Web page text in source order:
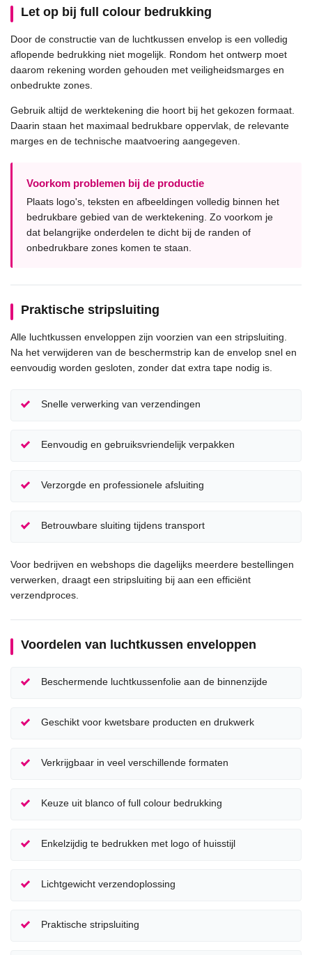
Let op bij full colour bedrukking
Door de constructie van de luchtkussen envelop is een volledig
aflopende bedrukking niet mogelijk. Rondom het ontwerp moet
daarom rekening worden gehouden met veiligheidsmarges en
onbedrukte zones.
Gebruik altijd de werktekening die hoort bij het gekozen formaat.
Daarin staan het maximaal bedrukbare oppervlak, de relevante
marges en de technische maatvoering aangegeven.
Voorkom problemen bij de productie
Plaats logo's, teksten en afbeeldingen volledig binnen het
bedrukbare gebied van de werktekening. Zo voorkom je
dat belangrijke onderdelen te dicht bij de randen of
onbedrukbare zones komen te staan.
Praktische stripsluiting
Alle luchtkussen enveloppen zijn voorzien van een stripsluiting.
Na het verwijderen van de beschermstrip kan de envelop snel en
eenvoudig worden gesloten, zonder dat extra tape nodig is.
Snelle verwerking van verzendingen
Eenvoudig en gebruiksvriendelijk verpakken
Verzorgde en professionele afsluiting
Betrouwbare sluiting tijdens transport
Voor bedrijven en webshops die dagelijks meerdere bestellingen
verwerken, draagt een stripsluiting bij aan een efficiënt
verzendproces.
Voordelen van luchtkussen enveloppen
Beschermende luchtkussenfolie aan de binnenzijde
Geschikt voor kwetsbare producten en drukwerk
Verkrijgbaar in veel verschillende formaten
Keuze uit blanco of full colour bedrukking
Enkelzijdig te bedrukken met logo of huisstijl
Lichtgewicht verzendoplossing
Praktische stripsluiting